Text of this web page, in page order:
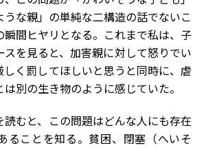
うな親」の単純な二構造の話でないこ
瞬間ヒヤリとなる。これまで私は、子
スを見ると、加害親に対して怒りでい
しく罰してほしいと思うと同時に、虐
別の生き物のように感じていた。
むと、この問題はどんな人にも存在
ることを知る。貧困、閉塞（へいそ